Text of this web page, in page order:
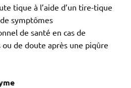
tique à l’aide d’un tire-tique
symptômes
de santé en cas de
de doute après une piqûre